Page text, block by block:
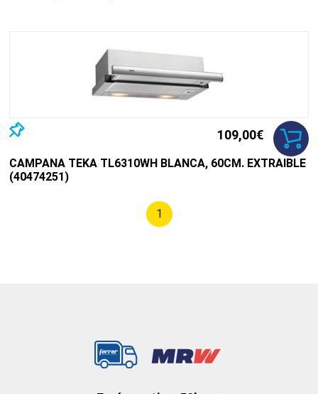
109,00€
CAMPANA TEKA TL6310WH BLANCA, 60CM. EXTRAIBLE
(40474251)
1